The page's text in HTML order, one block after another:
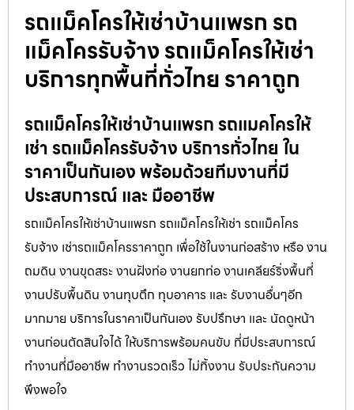
รถแม็คโครให้เช่าบ้านแพรก รถ
แม็คโครรับจ้าง รถแม็คโครให้เช่า
บริการทุกพื้นที่ทั่วไทย ราคาถูก
รถแม็คโครให้เช่าบ้านแพรก รถแมคโครให้
เช่า รถแม็คโครรับจ้าง บริการทั่วไทย ใน
ราคาเป็นกันเอง พร้อมด้วยทีมงานที่มี
ประสบการณ์ และ มืออาชีพ
รถแม็คโครให้เช่าบ้านแพรก รถแม็คโครให้เช่า รถแม็คโคร
รับจ้าง เช่ารถแม็คโครราคาถูก เพื่อใช้ในงานก่อสร้าง หรือ งาน
ถมดิน งานขุดสระ งานฝังท่อ งานยกท่อ งานเคลียร์ริ่งพื้นที่
งานปรับพื้นดิน งานทุบตึก ทุบอาคาร และ รับงานอื่นๆอีก
มากมาย บริการในราคาเป็นกันเอง รับปรึกษา และ นัดดูหน้า
งานก่อนตัดสินใจได้ ให้บริการพร้อมคนขับ ที่มีประสบการณ์
ทำงานที่มืออาชีพ ทำงานรวดเร็ว ไม่ทิ้งงาน รับประกันความ
พึงพอใจ